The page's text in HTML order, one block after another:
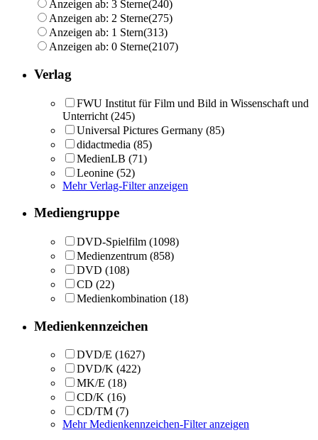
Anzeigen ab: 3 Sterne(240)
Anzeigen ab: 2 Sterne(275)
Anzeigen ab: 1 Stern(313)
Anzeigen ab: 0 Sterne(2107)
Verlag
FWU Institut für Film und Bild in Wissenschaft und
Unterricht (245)
Universal Pictures Germany (85)
didactmedia (85)
MedienLB (71)
Leonine (52)
Mehr Verlag-Filter anzeigen
Mediengruppe
DVD-Spielfilm (1098)
Medienzentrum (858)
DVD (108)
CD (22)
Medienkombination (18)
Medienkennzeichen
DVD/E (1627)
DVD/K (422)
MK/E (18)
CD/K (16)
CD/TM (7)
Mehr Medienkennzeichen-Filter anzeigen